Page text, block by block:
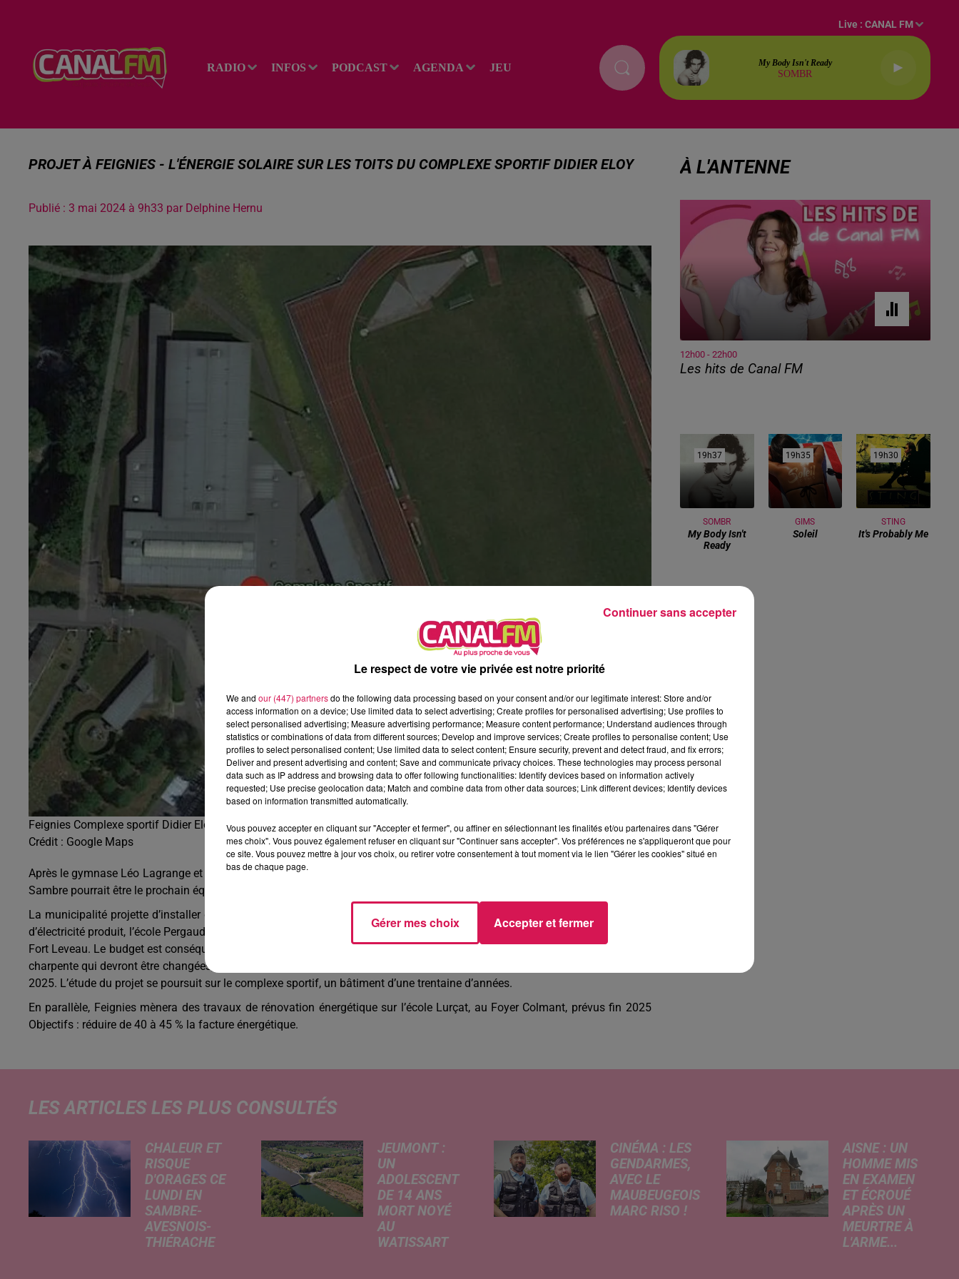
RADIO INFOS PODCAST AGENDA JEU
Live :CANAL FM
My Body Isn't Ready
SOMBR
PROJET À FEIGNIES - L'ÉNERGIE SOLAIRE SUR LES TOITS DU COMPLEXE SPORTIF DIDIER ELOY
Publié : 3 mai 2024 à 9h33 par Delphine Hernu
Feignies Complexe sportif Didier Eloy
Crédit : Google Maps
Après le gymnase Léo Lagrange et la salle Marie-Josée Pérec à Fourmies, le complexe Didier Eloy de Feignies dans le Val de
Sambre pourrait être le prochain équipement sportif producteur d’énergie renouvelable.
La municipalité projette d’installer des panneaux photovoltaïques pour chauffer le complexe mais aussi, en cas de surplus
d’électricité produit, l’école Pergaud où les travaux de rénovation énergétique se terminent, l’école de musique, la mairie et le
Fort Leveau. Le budget est conséquent, estimé entre 2 et 2.4 millions d’euros car c’est la couverture métallique mais aussi la
charpente qui devront être changées, pour l’isolation et l’installation de la centrale photovoltaïque, à l’horizon du 2
2025. L’étude du projet se poursuit sur le complexe sportif, un bâtiment d’une trentaine d’années.
En parallèle, Feignies mènera des travaux de rénovation énergétique sur l’école Lurçat, au Foyer Colmant, prévus fin 2025
Objectifs : réduire de 40 à 45 % la facture énergétique.
À L'ANTENNE
12h00 - 22h00
Les hits de Canal FM
19h37
19h37
SOMBR
My Body Isn't
Ready
19h35
19h35
GIMS
Soleil
19h30
19h30
STING
It's Probably Me
LES ARTICLES LES PLUS CONSULTÉS
CHALEUR ET
RISQUE
D'ORAGES CE
LUNDI EN
SAMBRE-
AVESNOIS-
THIÉRACHE
JEUMONT :
UN
ADOLESCENT
DE 14 ANS
MORT NOYÉ
AU
WATISSART
CINÉMA : LES
GENDARMES,
AVEC LE
MAUBEUGEOIS
MARC RISO !
AISNE : UN
HOMME MIS
EN EXAMEN
ET ÉCROUÉ
APRÈS UN
MEURTRE À
L'ARME...
Le respect de votre vie privée est notre priorité
We and our (447) partnersdo the following data processing based on your consent and/or our legitimate interest: Store and/or
access information on a device; Use limited data to select advertising; Create profiles for personalised advertising; Use profiles to
select personalised advertising; Measure advertising performance; Measure content performance; Understand audiences through
statistics or combinations of data from different sources; Develop and improve services; Create profiles to personalise content; Use
profiles to select personalised content; Use limited data to select content; Ensure security, prevent and detect fraud, and fix errors;
Deliver and present advertising and content; Save and communicate privacy choices. These technologies may process personal
data such as IP address and browsing data to offer following functionalities: Identify devices based on information actively
requested; Use precise geolocation data; Match and combine data from other data sources; Link different devices; Identify devices
based on information transmitted automatically.
Vous pouvez accepter en cliquant sur "Accepter et fermer", ou affiner en sélectionnant les finalités et/ou partenaires dans "Gérer
mes choix". Vous pouvez également refuser en cliquant sur "Continuer sans accepter". Vos préférences ne s'appliqueront que pour
ce site. Vous pouvez mettre à jour vos choix, ou retirer votre consentement à tout moment via le lien "Gérer les cookies" situé en
bas de chaque page.
Gérer mes choix Accepter et fermer
Continuer sans accepter